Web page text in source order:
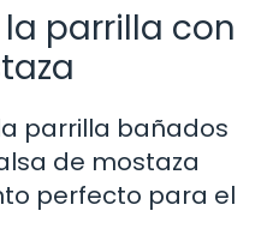
parrilla con
parrilla bañados
de mostaza
perfecto para el